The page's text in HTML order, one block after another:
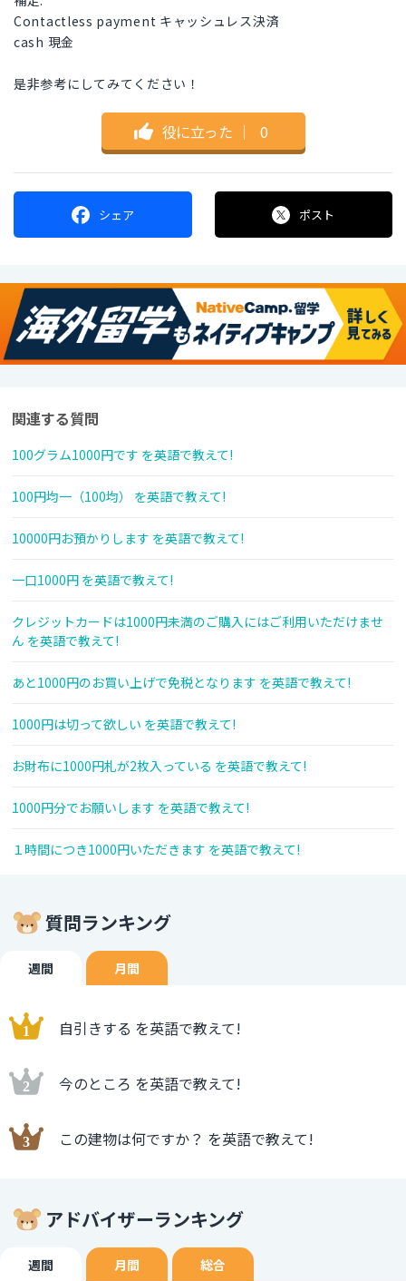
Contactless payment キャッシュレス決済
cash 現金
是非参考にしてみてください！
役に立った ｜ 0
シェア ポスト
関連する質問
100グラム1000円です を英語で教えて!
100円均一（100均） を英語で教えて!
10000円お預かりします を英語で教えて!
一口1000円 を英語で教えて!
クレジットカードは1000円未満のご購入にはご利用いただけませ
ん を英語で教えて!
あと1000円のお買い上げで免税となります を英語で教えて!
1000円は切って欲しい を英語で教えて!
お財布に1000円札が2枚入っている を英語で教えて!
1000円分でお願いします を英語で教えて!
１時間につき1000円いただきます を英語で教えて!
質問ランキング
週間 月間
自引きする を英語で教えて!
今のところ を英語で教えて!
この建物は何ですか？ を英語で教えて!
アドバイザーランキング
週間 月間 総合